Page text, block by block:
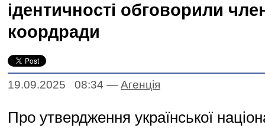
ідентичності обговорили
коордради
19.09.2025 08:34 — Агенцiя
Про утвердження української